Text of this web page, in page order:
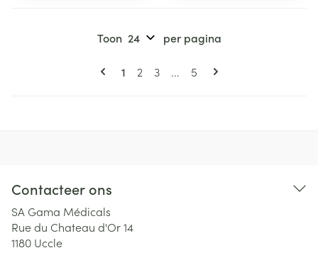
Pagina's
U lees momenteel pagina
1 Pagina
2 Pagina
3 ... Pagina
5
Toon per pagina
Contacteer ons
SA Gama Médicals
Rue du Chateau d'Or 14
1180 Uccle